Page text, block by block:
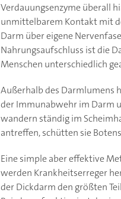
Verdauungsenzyme überall
unmittelbarem Kontakt mit
Darm über eigene
Nahrungsaufschluss ist die
Menschen unterschiedlich
Außerhalb des Darmlumens
der Immunabwehr im Darm
wandern ständig im
antreffen, schütten sie
Eine simple aber effektive
werden Krankheitserreger
der Dickdarm den größten